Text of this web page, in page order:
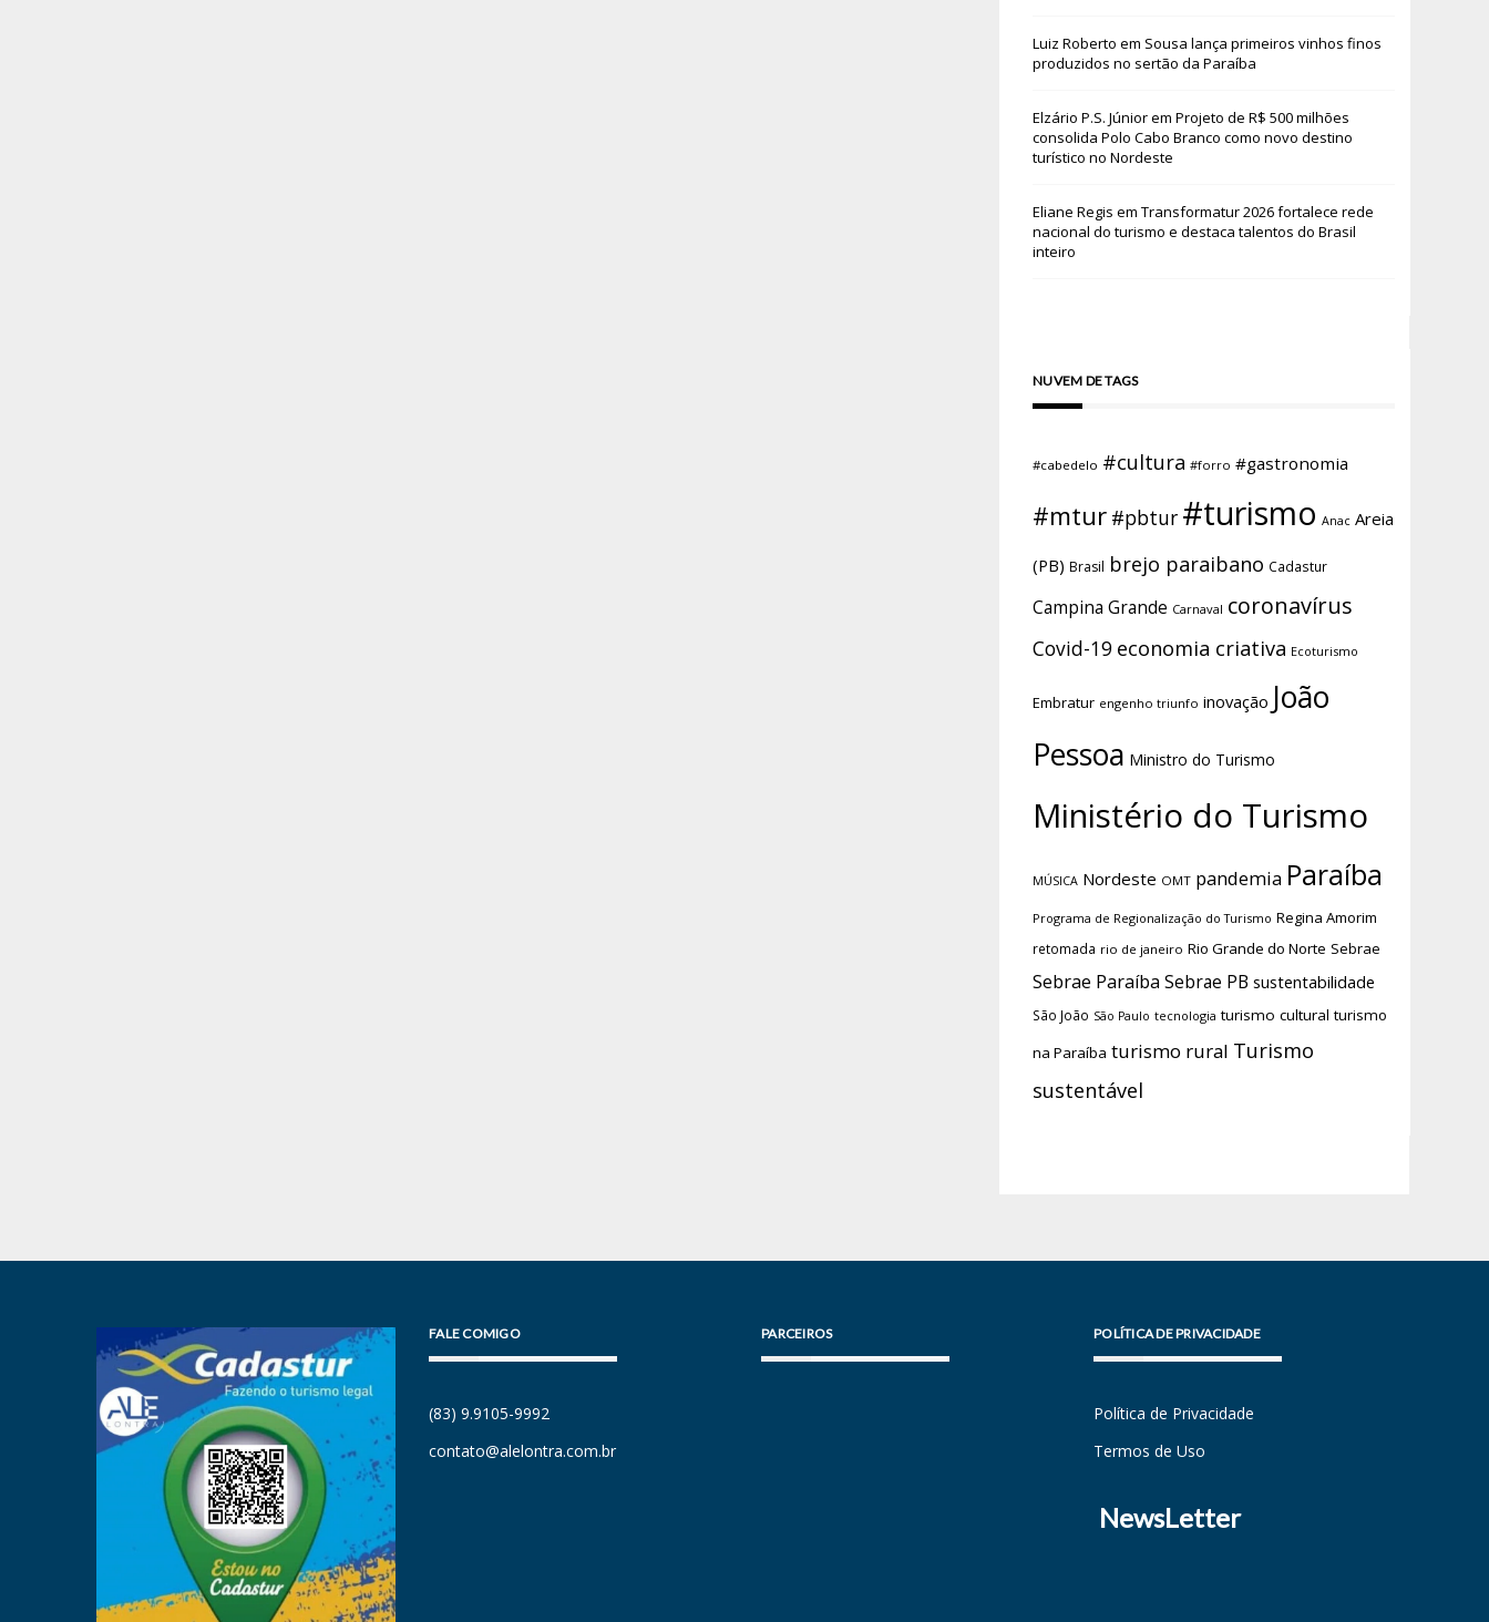
Luiz Roberto em Sousa lança primeiros vinhos finos
produzidos no sertão da Paraíba
Elzário P.S. Júniorem Projeto de R$ 500 milhões
consolida Polo Cabo Branco como novo destino
turístico no Nordeste
Eliane Regis em Transformatur 2026 fortalece rede
nacional do turismo e destaca talentos do Brasil
inteiro
NUVEM DE TAGS
#cabedelo #cultura #forro #gastronomia
#mtur #pbtur #turismo Anac Areia
(PB) Brasil brejo paraibano Cadastur
Campina Grande Carnaval coronavírus
Covid-19 economia criativa Ecoturismo
Embratur engenho triunfo inovação João
Pessoa Ministro do Turismo
Ministério do Turismo
MÚSICA Nordeste OMT pandemia Paraíba
Programa de Regionalização do Turismo Regina Amorim
retomada rio de janeiro Rio Grande do Norte Sebrae
Sebrae Paraíba Sebrae PB sustentabilidade
São João São Paulo tecnologia turismo cultural turismo
na Paraíba turismo rural Turismo
sustentável
FALE COMIGO
(83) 9.9105-9992
contato@alelontra.com.br
PARCEIROS POLÍTICA DE PRIVACIDADE
Política de Privacidade
Termos de Uso
NewsLetter